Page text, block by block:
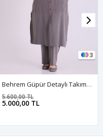
3
Behrem Güpür Detaylı Takım-LYN04663 Duman Gri
5.000,00 TL
5.600,00 TL